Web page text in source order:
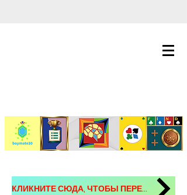
КЛИКНИТЕ СЮДА, ЧТОБЫ ПЕРЕЙТИ НА СТРАНИЦУ ИГР!!!